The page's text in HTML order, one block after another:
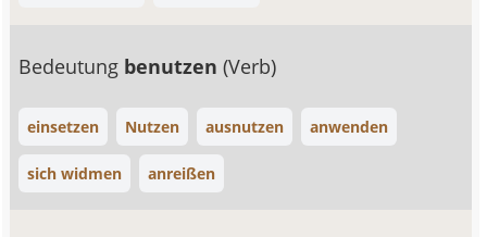
Bedeutung benutzen(Verb)
einsetzen Nutzen ausnutzen anwenden
sich widmen anreißen